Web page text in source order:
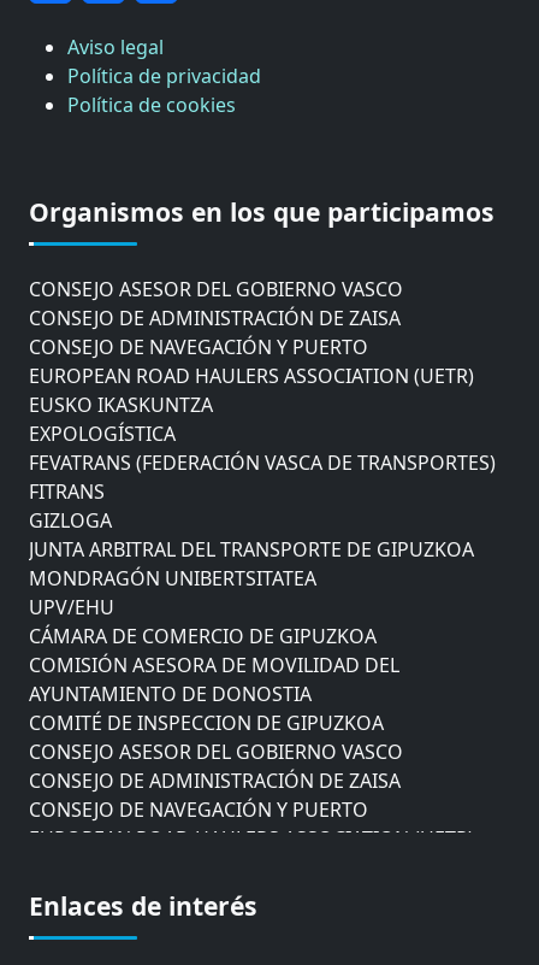
Aviso legal
Política de privacidad
Política de cookies
Organismos en los que participamos
AYUNTAMIENTO DE DONOSTIA
COMITÉ DE INSPECCION DE GIPUZKOA
CONSEJO ASESOR DEL GOBIERNO VASCO
CONSEJO DE ADMINISTRACIÓN DE ZAISA
CONSEJO DE NAVEGACIÓN Y PUERTO
EUROPEAN ROAD HAULERS ASSOCIATION (UETR)
EUSKO IKASKUNTZA
EXPOLOGÍSTICA
FEVATRANS (FEDERACIÓN VASCA DE TRANSPORTES)
FITRANS
GIZLOGA
JUNTA ARBITRAL DEL TRANSPORTE DE GIPUZKOA
MONDRAGÓN UNIBERTSITATEA
UPV/EHU
CÁMARA DE COMERCIO DE GIPUZKOA
COMISIÓN ASESORA DE MOVILIDAD DEL
AYUNTAMIENTO DE DONOSTIA
COMITÉ DE INSPECCION DE GIPUZKOA
CONSEJO ASESOR DEL GOBIERNO VASCO
CONSEJO DE ADMINISTRACIÓN DE ZAISA
CONSEJO DE NAVEGACIÓN Y PUERTO
EUROPEAN ROAD HAULERS ASSOCIATION (UETR)
FEVATRANS (FEDERACIÓN VASCA DE TRANSPORTES)
FITRANS
Enlaces de interés